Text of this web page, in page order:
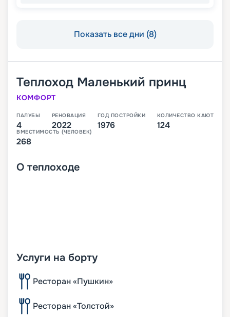
Показать все дни (8)
Теплоход Маленький принц
КОМФОРТ
ПАЛУБЫ
4
РЕНОВАЦИЯ
2022
ГОД ПОСТРОЙКИ
1976
КОЛИЧЕСТВО КАЮТ
124
ВМЕСТИМОСТЬ (ЧЕЛОВЕК)
268
О теплоходе
Услуги на борту
Ресторан «Пушкин»
Ресторан «Толстой»